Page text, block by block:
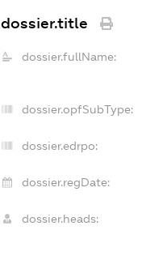
dossier.title
dossier.fullName:
dossier.opfSubType:
dossier.edrpo:
dossier.regDate:
dossier.heads: